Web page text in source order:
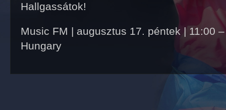
Hallgassátok!
Music FM | augusztus 17. péntek | 11:00
Hungary